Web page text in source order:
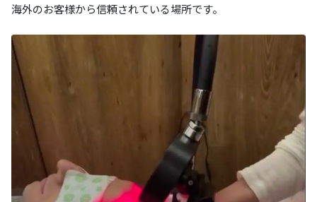
海外のお客様から信頼されている場所です。